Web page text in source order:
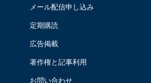
メール配信申し込み
定期購読
広告掲載
著作権と記事利用
お問い合わせ